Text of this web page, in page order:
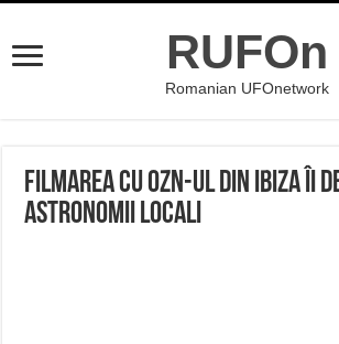
RUFOn
Romanian UFOnetwork
Filmarea cu OZN-ul din Ibiza îi
astronomii locali